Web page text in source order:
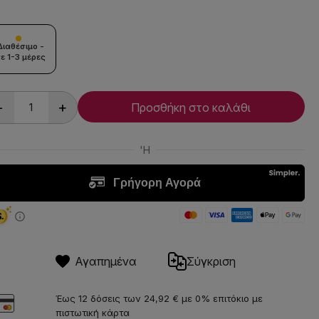
-
1-3 μέρες
+ Προσθήκη στο καλάθι
Αγαπημένα Σύγκριση
Έως 12 δόσεις των 24,92 € με 0% επιτόκιο με
πιστωτική κάρτα